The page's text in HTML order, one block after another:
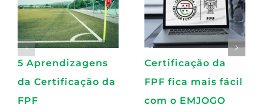
5 Aprendizagens
da Certificação da
FPF
Certificação da
FPF fica mais fácil
com o EMJOGO